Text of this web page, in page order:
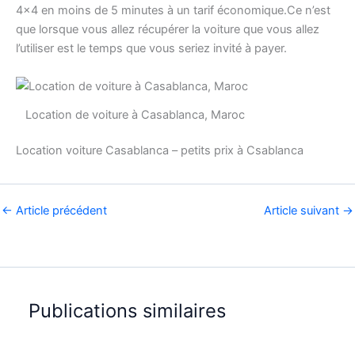
4×4 en moins de 5 minutes à un tarif économique.Ce n’est
que lorsque vous allez récupérer la voiture que vous allez
l’utiliser est le temps que vous seriez invité à payer.
Location de voiture à Casablanca, Maroc
Location voiture Casablanca – petits prix à Csablanca
← Article précédent Article suivant →
Publications similaires